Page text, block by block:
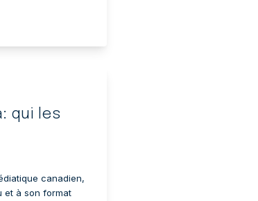
qui les
canadien,
et à son format